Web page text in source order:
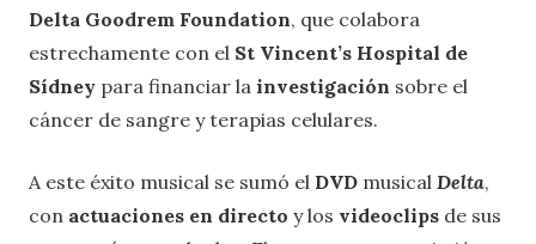
Delta Goodrem Foundation, que colabora
estrechamente con el St Vincent’s Hospital de
Sídney para financiar la investigación sobre el
cáncer de sangre y terapias celulares.
A este éxito musical se sumó el DVD musical Delta,
con actuaciones en directo y los videoclips de sus